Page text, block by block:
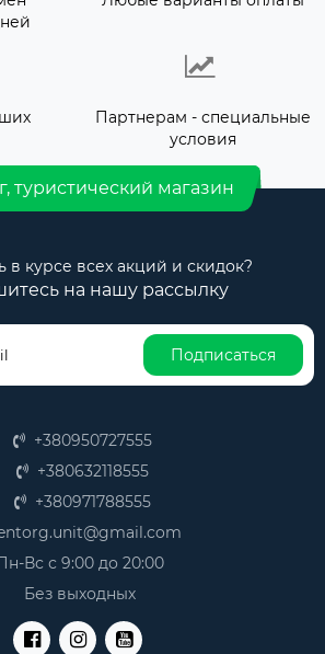
Партнерам - специальные
условия
туристический магазин
в курсе всех акций и скидок?
на нашу рассылку
Подписаться
+380950727555
+380632118555
+380971788555
Вс с 9:00 до 20:00
Без выходных